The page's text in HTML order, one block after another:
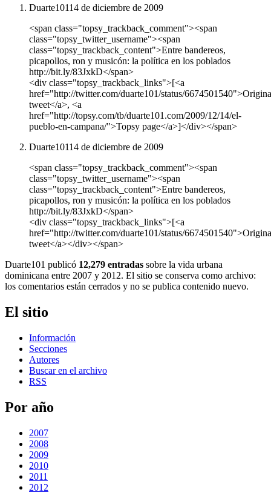
Duarte10114 de diciembre de 2009
<span class="topsy_trackback_comment"><span
class="topsy_twitter_username"><span
class="topsy_trackback_content">Entre bandereos,
picapollos, ron y musicón: la política en los poblados
http://bit.ly/83JxkD</span>
<div class="topsy_trackback_links">[<a
href="http://twitter.com/duarte101/status/
tweet</a>, <a
href="http://topsy.com/tb/duarte101.com/2009/12/14/el-
pueblo-en-campana/">Topsy page</a>]</div></span>
Duarte10114 de diciembre de 2009
<span class="topsy_trackback_comment"><span
class="topsy_twitter_username"><span
class="topsy_trackback_content">Entre bandereos,
picapollos, ron y musicón: la política en los poblados
http://bit.ly/83JxkD</span>
<div class="topsy_trackback_links">[<a
href="http://twitter.com/duarte101/status/
tweet</a></div></span>
Duarte101 publicó 12,279 entradas sobre la vida urbana
dominicana entre 2007 y 2012. El sitio se conserva como archivo:
los comentarios están cerrados y no se publica contenido nuevo.
El sitio
Información
Secciones
Autores
Buscar en el archivo
RSS
Por año
2007
2008
2009
2010
2011
2012